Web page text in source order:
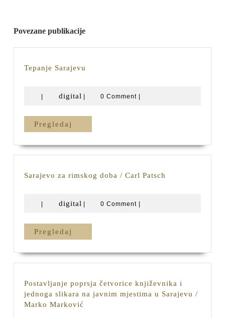
Povezane publikacije
Tepanje Sarajevu
| digital digital
| 0 Comment |
Pregledaj
Sarajevo za rimskog doba / Carl Patsch
digital digital0 Comment
Pregledaj
Postavljanje poprsja četvorice književnika i
jednoga slikara na javnim mjestima u Sarajevu /
Marko Marković